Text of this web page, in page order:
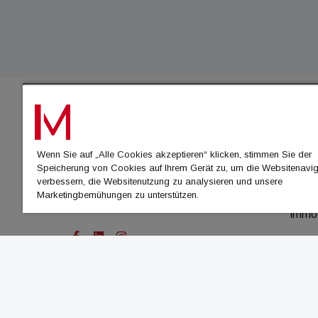
Wenn Sie auf „Alle Cookies akzeptieren“ klicken, stimmen Sie der
Speicherung von Cookies auf Ihrem Gerät zu, um die
verbessern, die Websitenutzung zu analysieren und unsere
Marketingbemühungen zu unterstützen.